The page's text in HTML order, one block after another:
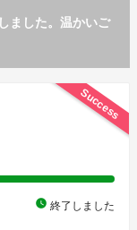
ました。温かいご
Success
watch_later 終了しました